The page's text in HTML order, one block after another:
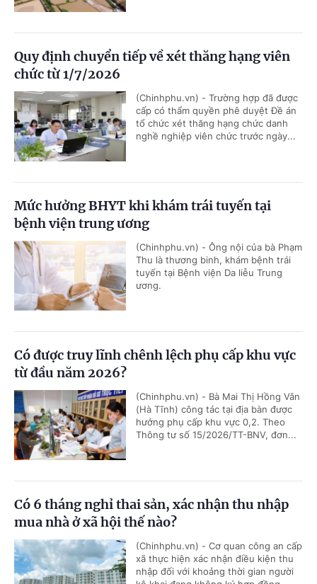
Quy định chuyển tiếp về xét thăng hạng viên
chức từ 1/7/2026
(Chinhphu.vn) - Trường hợp đã được
cấp có thẩm quyền phê duyệt Đề án
tổ chức xét thăng hạng chức danh
nghề nghiệp viên chức trước ngày...
Mức hưởng BHYT khi khám trái tuyến tại
bệnh viện trung ương
(Chinhphu.vn) - Ông nội của bà Phạm
Thu là thương binh, khám bệnh trái
tuyến tại Bệnh viện Da liễu Trung
ương.
Có được truy lĩnh chênh lệch phụ cấp khu vực
từ đầu năm 2026?
(Chinhphu.vn) - Bà Mai Thị Hồng Vân
(Hà Tĩnh) công tác tại địa bàn được
hưởng phụ cấp khu vực 0,2. Theo
Thông tư số 15/2026/TT-BNV, đơn...
Có 6 tháng nghỉ thai sản, xác nhận thu nhập
mua nhà ở xã hội thế nào?
(Chinhphu.vn) - Cơ quan công an cấp
xã thực hiện xác nhận điều kiện thu
nhập đối với khoảng thời gian người